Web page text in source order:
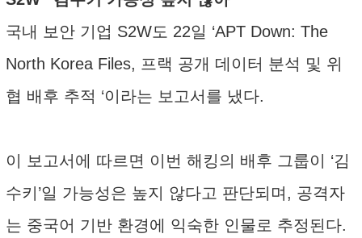
국내 보안 기업 S2W도 22일 ‘APT Down: The
North Korea Files, 프랙 공개 데이터 분석 및 위
협 배후 추적 ‘이라는 보고서를 냈다.
이 보고서에 따르면 이번 해킹의 배후 그룹이 ‘김
수키’일 가능성은 높지 않다고 판단되며, 공격자
는 중국어 기반 환경에 익숙한 인물로 추정된다.